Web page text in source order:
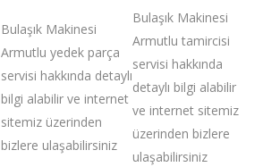
Bulaşık Makinesi
Armutlu yedek parça
servisi hakkında detaylı
bilgi alabilir ve internet
sitemiz üzerinden
bizlere ulaşabilirsiniz
Bulaşık Makinesi
Armutlu tamircisi
servisi hakkında
detaylı bilgi alabilir
ve internet sitemiz
üzerinden bizlere
ulaşabilirsiniz